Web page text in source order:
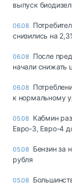
выпуск
06.08
снизились на
06.08 После
начали снижать
06.08
к нормальному
05.08 Кабмин
Евро-3, Евро-4
05.08 Бензин за
рубля
05.08